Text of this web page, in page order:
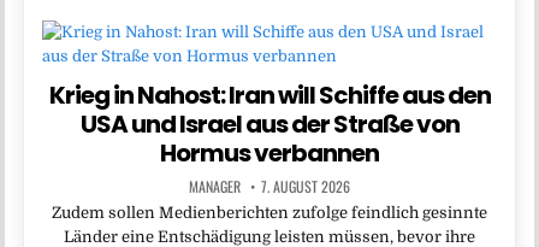
Krieg in Nahost: Iran will Schiffe aus den
USA und Israel aus der Straße von
Hormus verbannen
MANAGER 7. AUGUST 2026
Zudem sollen Medienberichten zufolge feindlich gesinnte
Länder eine Entschädigung leisten müssen, bevor ihre